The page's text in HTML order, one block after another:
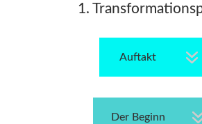
1.
Auftakt
Der Beginn